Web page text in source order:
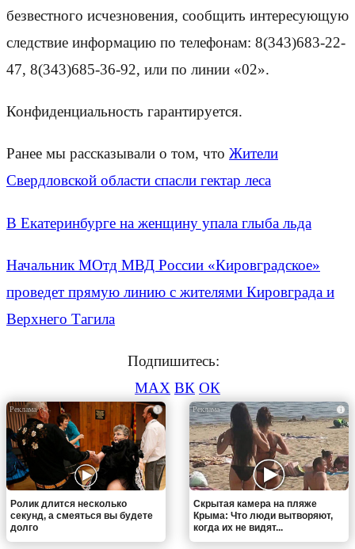
безвестного исчезновения, сообщить интересующую
следствие информацию по телефонам: 8(343)683-22-
47, 8(343)685-36-92, или по линии «02».
Конфиденциальность гарантируется.
Ранее мы рассказывали о том, что Жители
Свердловской области спасли гектар леса
В Екатеринбурге на женщину упала глыба льда
Начальник МОтд МВД России «Кировградское»
проведет прямую линию с жителями Кировграда и
Верхнего Тагила
Подпишитесь:
MAX ВК ОК
i
Ролик длится несколько
секунд, а смеяться вы будете
долго
i
Скрытая камера на пляже
Крыма: Что люди вытворяют,
когда их не видят...